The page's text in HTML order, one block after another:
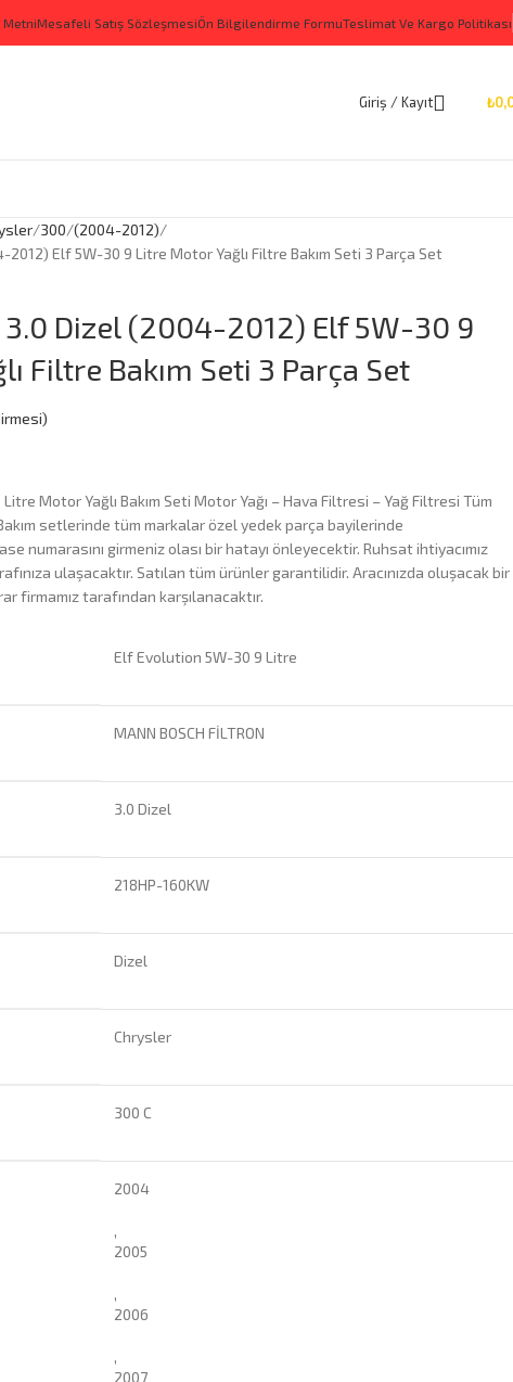
MetniMesafeli Satış SözleşmesiÖn Bilgilendirme FormuTeslimat Ve Kargo Politikası
Giriş / Kayıt ₺
300 (2004-2012)
2012) Elf 5W-30 9 Litre Motor Yağlı Filtre Bakım Seti 3 Parça Set
3.0 Dizel (2004-2012) Elf 5W-30 9
Filtre Bakım Seti 3 Parça Set
Motor Yağlı Bakım Seti Motor Yağı – Hava Filtresi – Yağ Filtresi Tüm
setlerinde tüm markalar özel yedek parça bayilerinde
numarasını girmeniz olası bir hatayı önleyecektir. Ruhsat ihtiyacımız
ulaşacaktır. Satılan tüm ürünler garantilidir. Aracınızda oluşacak bir
firmamız tarafından karşılanacaktır.
Elf Evolution 5W-30 9 Litre
MANN BOSCH FİLTRON
3.0 Dizel
218HP-160KW
Dizel
Chrysler
300 C
2004
,
2005
,
2006
,
2007